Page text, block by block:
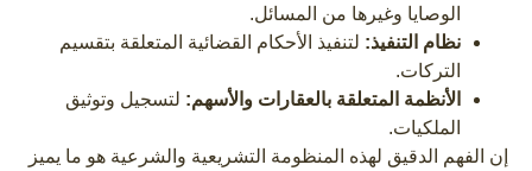
الوصايا وغيرها من المسائل.
نظام التنفيذ: لتنفيذ الأحكام القضائية المتعلقة بتقسيم
التركات.
الأنظمة المتعلقة بالعقارات والأسهم: لتسجيل وتوثيق
الملكيات.
إن الفهم الدقيق لهذه المنظومة التشريعية والشرعية هو ما يميز